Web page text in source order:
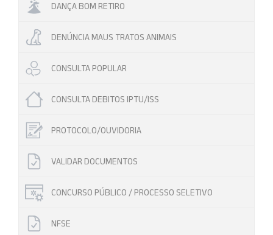
DANÇA BOM RETIRO
DENÚNCIA MAUS TRATOS ANIMAIS
CONSULTA POPULAR
CONSULTA DEBITOS IPTU/ISS
PROTOCOLO/OUVIDORIA
VALIDAR DOCUMENTOS
CONCURSO PÚBLICO / PROCESSO SELETIVO
NFSE